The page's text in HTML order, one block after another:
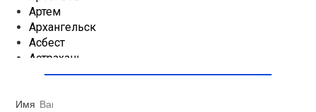
Артем
Архангельск
Асбест
Астрахань
Ачинск
Бакалы
Распространяется на все виды услуг на ограниченный срок.
Частичное субсидирование предоставлено Администрацией г.
Темрюк по программе помощи населению.
Имя